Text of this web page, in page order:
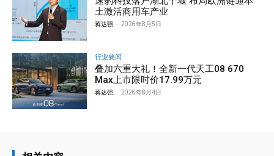
土激活商用车产业
蒋达强 - 2026年8月5日
行业要闻
叠加六重大礼！全新一代天工08 670
Max上市限时价17.99万元
蒋达强 - 2026年8月4日